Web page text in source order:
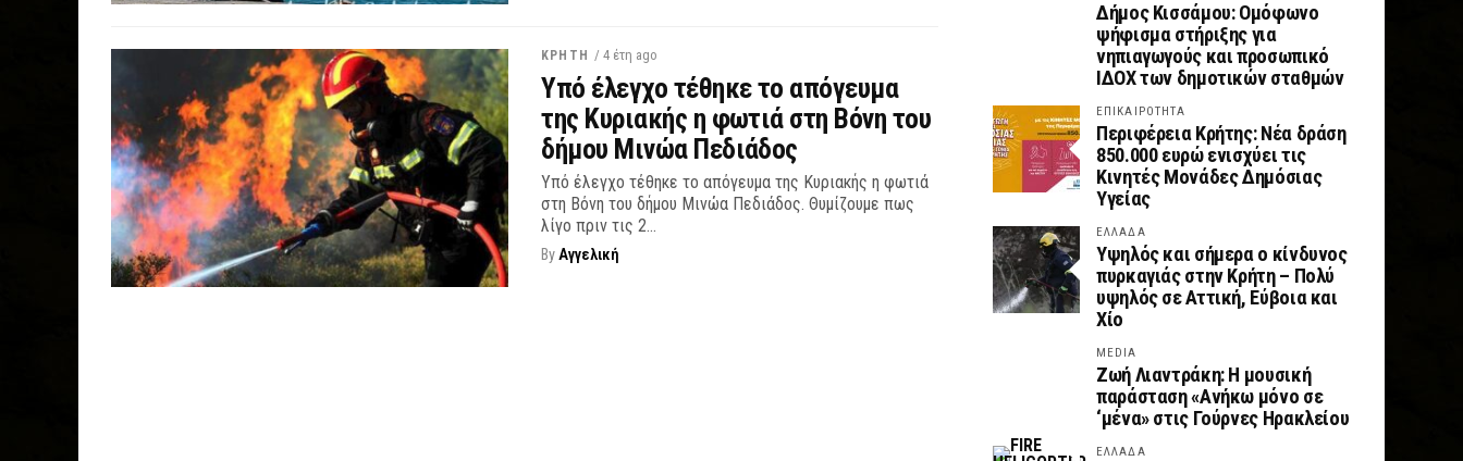
ΚΡΗΤΗ / 4 έτη ago
Υπό έλεγχο τέθηκε το απόγευμα
της Κυριακής η φωτιά στη Βόνη του
δήμου Μινώα Πεδιάδος
Υπό έλεγχο τέθηκε το απόγευμα της Κυριακής η φωτιά
στη Βόνη του δήμου Μινώα Πεδιάδος. Θυμίζουμε πως
λίγο πριν τις 2...
ByΑγγελική
Δήμος Κισσάμου: Ομόφωνο
ψήφισμα στήριξης για
νηπιαγωγούς και προσωπικό
ΙΔΟΧ των δημοτικών σταθμών
ΕΠΙΚΑΙΡΟΤΗΤΑ
Περιφέρεια Κρήτης: Νέα δράση
850.000 ευρώ ενισχύει τις
Κινητές Μονάδες Δημόσιας
Υγείας
ΕΛΛΑΔΑ
Υψηλός και σήμερα ο κίνδυνος
πυρκαγιάς στην Κρήτη – Πολύ
υψηλός σε Αττική, Εύβοια και
Χίο
MEDIA
Ζωή Λιαντράκη: Η μουσική
παράσταση «Ανήκω μόνο σε
‘μένα» στις Γούρνες Ηρακλείου
ΕΛΛΑΔΑ